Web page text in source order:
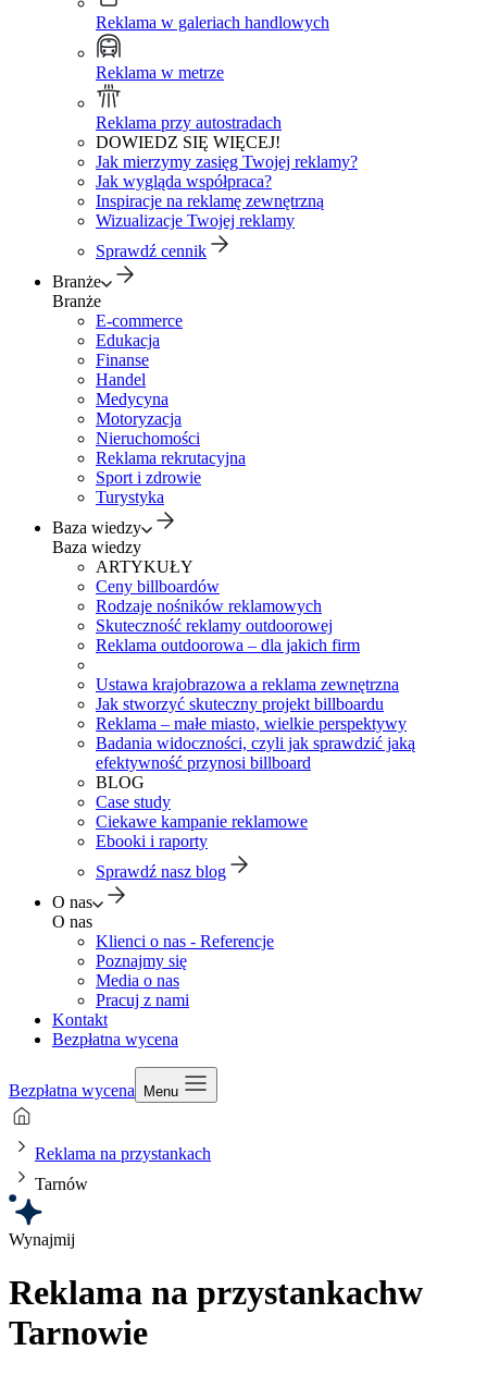
Reklama w galeriach handlowych
Reklama w metrze
Reklama przy autostradach
DOWIEDZ SIĘ WIĘCEJ!
Jak mierzymy zasięg Twojej reklamy?
Jak wygląda współpraca?
Inspiracje na reklamę zewnętrzną
Wizualizacje Twojej reklamy
Sprawdź cennik
Branże
Branże
E-commerce
Edukacja
Finanse
Handel
Medycyna
Motoryzacja
Nieruchomości
Reklama rekrutacyjna
Sport i zdrowie
Turystyka
Baza wiedzy
Baza wiedzy
ARTYKUŁY
Ceny billboardów
Rodzaje nośników reklamowych
Skuteczność reklamy outdoorowej
Reklama outdoorowa – dla jakich firm
Ustawa krajobrazowa a reklama zewnętrzna
Jak stworzyć skuteczny projekt billboardu
Reklama – małe miasto, wielkie perspektywy
Badania widoczności, czyli jak sprawdzić jaką
efektywność przynosi billboard
BLOG
Case study
Ciekawe kampanie reklamowe
Ebooki i raporty
Sprawdź nasz blog
O nas
O nas
Klienci o nas - Referencje
Poznajmy się
Media o nas
Pracuj z nami
Kontakt
Bezpłatna wycena
Bezpłatna wycena Menu
Reklama na przystankach
Tarnów
Wynajmij
Reklama na przystankachw
Tarnowie